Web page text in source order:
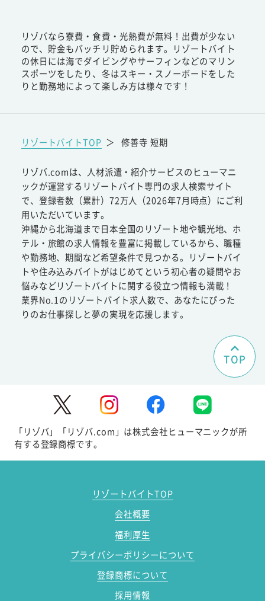
リゾバなら寮費・食費・光熱費が無料！出費が少ない
ので、貯金もバッチリ貯められます。リゾートバイト
の休日には海でダイビングやサーフィンなどのマリン
スポーツをしたり、冬はスキー・スノーボードをした
りと勤務地によって楽しみ方は様々です！
リゾートバイトTOP ＞ 修善寺 短期
リゾバ.comは、人材派遣・紹介サービスのヒューマニ
ックが運営するリゾートバイト専門の求人検索サイト
で、登録者数（累計）72万人（2026年7月時点）にご利
用いただいています。
沖縄から北海道まで日本全国のリゾート地や観光地、ホ
テル・旅館の求人情報を豊富に掲載しているから、職種
や勤務地、期間など希望条件で見つかる。リゾートバイ
トや住み込みバイトがはじめてという初心者の疑問やお
悩みなどリゾートバイトに関する役立つ情報も満載！
業界No.1のリゾートバイト求人数で、あなたにぴった
りのお仕事探しと夢の実現を応援します。
TOP
「リゾバ」「リゾバ.com」は株式会社ヒューマニックが所
有する登録商標です。
リゾートバイトTOP
会社概要
福利厚生
プライバシーポリシーについて
登録商標について
採用情報